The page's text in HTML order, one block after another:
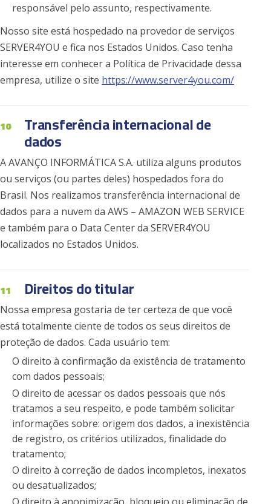
responsável pelo assunto, respectivamente.
Nosso site está hospedado na provedor de serviços
SERVER4YOU e fica nos Estados Unidos. Caso tenha
interesse em conhecer a Política de Privacidade dessa
empresa, utilize o site https://www.server4you.com/
10 Transferência internacional de
dados
A AVANÇO INFORMÁTICA S.A. utiliza alguns produtos
ou serviços (ou partes deles) hospedados fora do
Brasil. Nos realizamos transferência internacional de
dados para a nuvem da AWS – AMAZON WEB SERVICE
e também para o Data Center da SERVER4YOU
localizados no Estados Unidos.
11 Direitos do titular
Nossa empresa gostaria de ter certeza de que você
está totalmente ciente de todos os seus direitos de
proteção de dados. Cada usuário tem:
O direito à confirmação da existência de tratamento
com dados pessoais;
O direito de acessar os dados pessoais que nós
tratamos a seu respeito, e pode também solicitar
informações sobre: origem dos dados, a inexistência
de registro, os critérios utilizados, finalidade do
tratamento;
O direito à correção de dados incompletos, inexatos
ou desatualizados;